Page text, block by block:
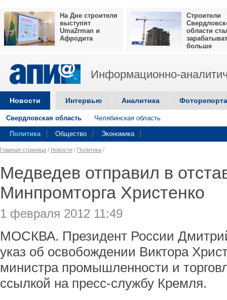
На Дне строителя
выступят
Uma2rman и
Афродита
Строители
области
больше
Информационно-
Новости Интервью Аналитика
Свердловская область Челябинская область
Политика Общество Экономика
Главная страница / Новости / Политика /
Медведев отправил в
Минпромторга Христенко
1 февраля 2012 11:49
МОСКВА. Президент России
указ об освобождении Виктора
министра промышленности и
ссылкой на пресс-службу Кремля.